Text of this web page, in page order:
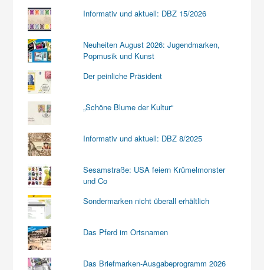
Informativ und aktuell: DBZ 15/2026
Neuheiten August 2026: Jugendmarken,
Popmusik und Kunst
Der peinliche Präsident
„Schöne Blume der Kultur“
Informativ und aktuell: DBZ 8/2025
Sesamstraße: USA feiern Krümelmonster
und Co
Sondermarken nicht überall erhältlich
Das Pferd im Ortsnamen
Das Briefmarken-Ausgabeprogramm 2026